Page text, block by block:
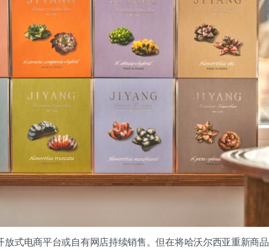
放式电商平台或自有网店持续销售。但在将哈沃尔西亚重新商